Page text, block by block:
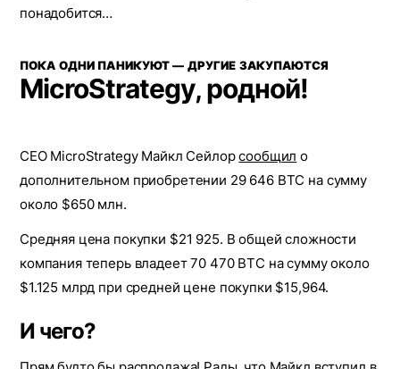
понадобится…
ПОКА ОДНИ ПАНИКУЮТ — ДРУГИЕ ЗАКУПАЮТСЯ
MicroStrategy, родной!
CEO MicroStrategy Майкл Сейлорсообщил о
дополнительном приобретении 29 646 BTC на сумму
около $650 млн.
Средняя цена покупки $21 925. В общей сложности
компания теперь владеет 70 470 BTC на сумму около
$1.125 млрд при средней цене покупки $15,964.
И чего?